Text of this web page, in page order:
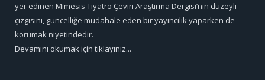
yer edinen Mimesis Tiyatro Çeviri Araştırma Dergisi’nin düzeyli
çizgisini, güncelliğe müdahale eden bir yayıncılık yaparken de
korumak niyetindedir.
Devamını okumak için tıklayınız...